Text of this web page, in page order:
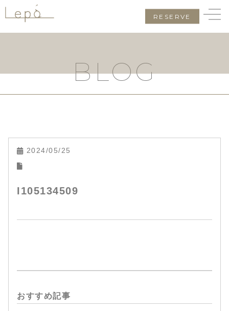
RESERVE
BLOG
2024/05/25
I105134509
おすすめ記事